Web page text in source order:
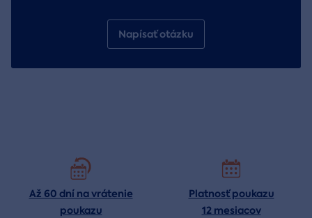
Napísať otázku
Až 60 dní na vrátenie
poukazu
Platnosť poukazu
12 mesiacov